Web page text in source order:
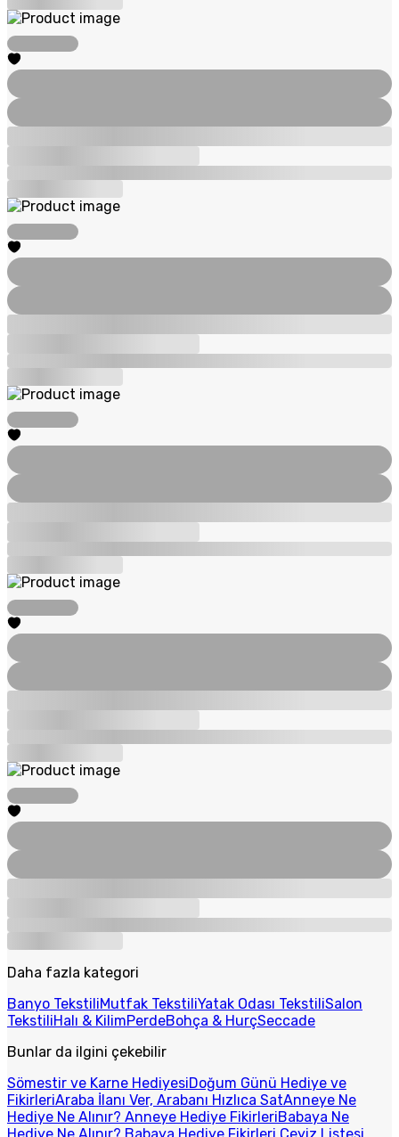
Daha fazla kategori
Banyo TekstiliMutfak TekstiliYatak Odası TekstiliSalon
TekstiliHalı & KilimPerdeBohça & HurçSeccade
Bunlar da ilgini çekebilir
Sömestir ve Karne HediyesiDoğum Günü Hediye ve
FikirleriAraba İlanı Ver, Arabanı Hızlıca SatAnneye Ne
Hediye Ne Alınır? Anneye Hediye FikirleriBabaya Ne